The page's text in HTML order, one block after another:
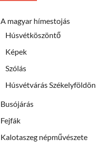
A magyar hímestojás
Húsvétköszöntő
Képek
Szólás
Húsvétvárás Székelyföldön
Busójárás
Fejfák
Kalotaszeg népművészete